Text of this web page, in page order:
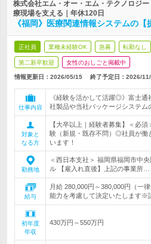
株式会社エム・オー・エム・テクノロジ
療現場を支える｜年休120日
《福岡》医療関連情報システムの
正社員 業種未経験OK 急募 転勤なし
第二新卒歓迎 女性のおしごと掲載中
情報更新日：2026/05/15 終了予定日： 2026/
仕事内容
《経験を活かして活躍◎》富士
社製品や当社パッケージシステム
対象と
なる方
【大卒以上｜経験者募集】＜必
験（新規・既存不問）◎社員が働
います！
勤務地
＜西日本支社＞ 福岡県福岡市中
ル 【雇入れ直後】上記の事業所…
給与
月給 280,000円～380,000円（一
能力を考慮して決定いたします※
初年度
年収
430万円～550万円